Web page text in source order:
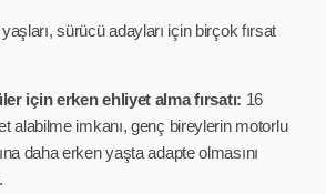
sürücü adayları için birçok fırsat
için erken ehliyet alma fırsatı: 16
alabilme imkanı, genç bireylerin motorlu
daha erken yaşta adapte olmasını